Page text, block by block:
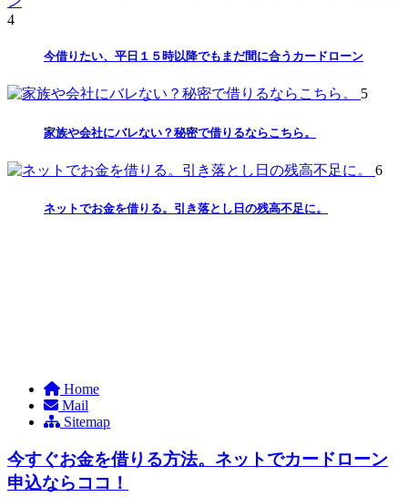
4
今借りたい、平日１５時以降でもまだ間に合うカードローン
5
家族や会社にバレない？秘密で借りるならこちら。
6
ネットでお金を借りる。引き落とし日の残高不足に。
Home
Mail
Sitemap
今すぐお金を借りる方法。ネットでカードローン
申込ならココ！